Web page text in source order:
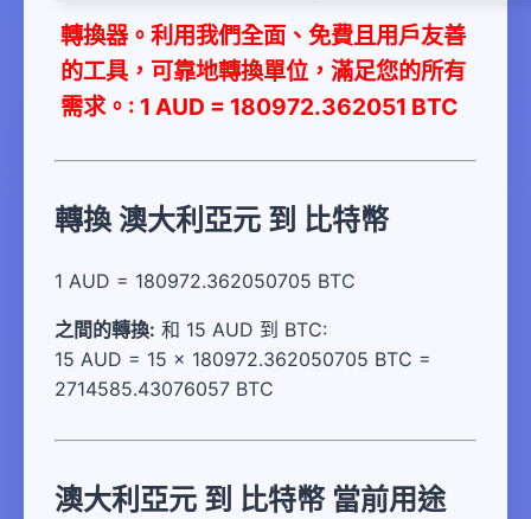
轉換器。利用我們全面、免費且用戶友善
的工具，可靠地轉換單位，滿足您的所有
需求。: 1 AUD = 180972.362051 BTC
轉換 澳大利亞元 到 比特幣
1 AUD = 180972.362050705 BTC
之間的轉換: 和 15 AUD 到 BTC:
15 AUD = 15 × 180972.362050705 BTC =
2714585.43076057 BTC
澳大利亞元 到 比特幣 當前用途